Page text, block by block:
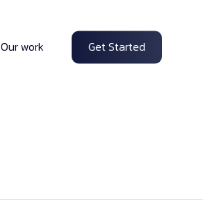
Our work Get Started